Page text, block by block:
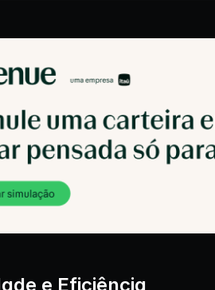
e Eficiência